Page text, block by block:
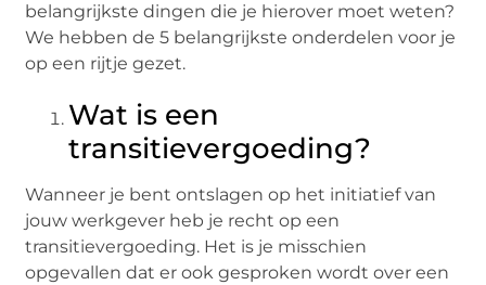
belangrijkste dingen die je hierover moet weten?
We hebben de 5 belangrijkste onderdelen voor je
op een rijtje gezet.
Wat is een
transitievergoeding?
Wanneer je bent ontslagen op het initiatief van
jouw werkgever heb je recht op een
transitievergoeding. Het is je misschien
opgevallen dat er ook gesproken wordt over een